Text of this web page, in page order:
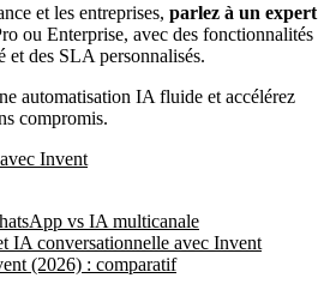
et les entreprises, parlez à un expert
ou Enterprise, avec des fonctionnalités
et des SLA personnalisés.
automatisation IA fluide et accélérez
compromis.
Invent
vs IA multicanale
IA conversationnelle avec Invent
(2026) : comparatif